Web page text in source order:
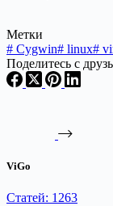
Метки
# Cygwin# linux#
Поделитесь с
ViGo
Статей: 1263